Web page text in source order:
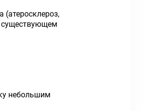
(атеросклероз,
существующем
небольшим